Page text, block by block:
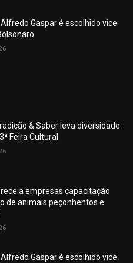
Gaspar é escolhido vice
& Saber leva diversidade
Feira Cultural
a empresas capacitação
de animais peçonhentos e
Gaspar é escolhido vice